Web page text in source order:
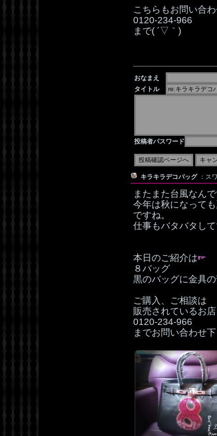
こちらもお問い合
0120‐234‐966
まで( ´▽｀)
おなまえ
タイトル
投稿者パスワード
キラキラデコバッグ ：ス
またまた台風なん
今年は秋になって
ですね。
仕事もバタバタし
本日のご紹介は
８バッグ
黒のバッグに金具
ご購入、ご相談は
販売されているお店
0120‐234‐966
までお問い合わせ